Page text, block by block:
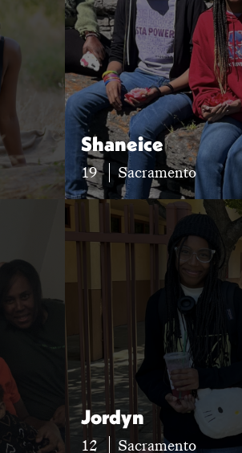
Shaneice
19
Sacramento
Jordyn
12
Sacramento